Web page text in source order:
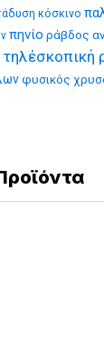
κόσκινο
πηνίο ράβδος
τηλέσκοπική
φυσικός